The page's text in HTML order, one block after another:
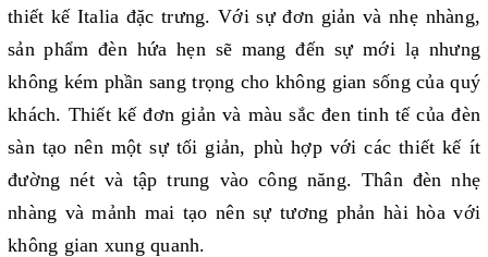
thiết kế Italia đặc trưng. Với sự đơn giản và nhẹ nhàng,
sản phẩm đèn hứa hẹn sẽ mang đến sự mới lạ nhưng
không kém phần sang trọng cho không gian sống của quý
khách. Thiết kế đơn giản và màu sắc đen tinh tế của đèn
sàn tạo nên một sự tối giản, phù hợp với các thiết kế ít
đường nét và tập trung vào công năng. Thân đèn nhẹ
nhàng và mảnh mai tạo nên sự tương phản hài hòa với
không gian xung quanh.